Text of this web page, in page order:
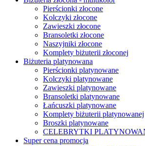
Pierścionki złocone
Kolczyki złocone
Zawieszki złocone
Bransoletki złocone
Naszyjniki złocone
Komplety biżuterii złoconej
Biżuteria platynowana
Pierścionki platynowane
Kolczyki platynowane
Zawieszki platynowane
Bransoletki platynowane
Łańcuszki platynowane
Komplety biżuterii platynowanej
Broszki platynowane
CELEBRYTKI
Super cena promocja